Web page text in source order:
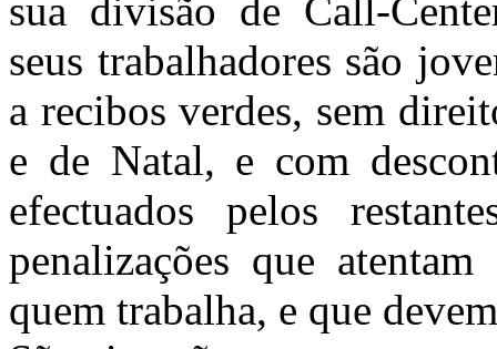
sua divisão de Call-
seus trabalhadores são
a recibos verdes, sem
e de Natal, e com
efectuados pelos
penalizações que
quem trabalha, e que